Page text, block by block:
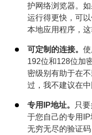
护网络浏览器。
运行得更快，可
本地应用程序，这
可定制的连接。
192位和128位加
密级别有助于在
过，我不建议在中
专用IP地址。
只
于您自己的专用
无穷无尽的验证码